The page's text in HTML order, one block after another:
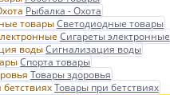
Рыбалка - Охота
Светодиодные товары
Сигареты электронные
Сигнализация воды
Спорта товары
Товары здоровья
Товары при бетствиях